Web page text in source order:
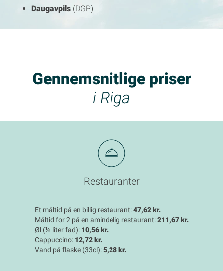
Daugavpils (DGP)
Gennemsnitlige priser
i Riga
Restauranter
Et måltid på en billig restaurant:47,62 kr.
Måltid for 2 på en amindelig restaurant:211,67 kr.
Øl (½ liter fad): 10,56 kr.
Cappuccino: 12,72 kr.
Vand på flaske (33cl):5,28 kr.